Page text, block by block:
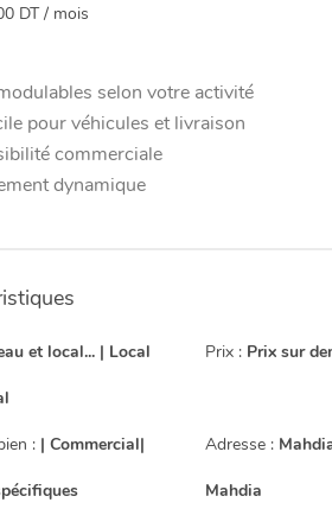
DT / mois
selon votre activité
pour véhicules et livraison
commerciale
dynamique
et local... | Local Prix : Prix sur
: | Commercial| Adresse :
Mahdia